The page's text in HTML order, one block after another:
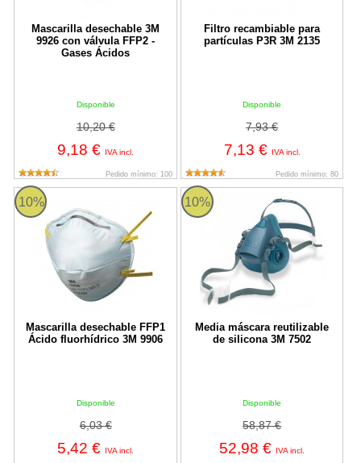
Mascarilla desechable 3M
9926 con válvula FFP2 -
Gases Ácidos
Disponible
10,20 €
9,18 € IVA incl.
Pedido mínimo: 100
Filtro recambiable para
partículas P3R 3M 2135
Disponible
7,93 €
7,13 € IVA incl.
Pedido mínimo: 80
10%
Mascarilla desechable FFP1
Ácido fluorhídrico 3M 9906
Disponible
6,03 €
5,42 € IVA incl.
Mascarilla desechable FFP1 Ácido fluorhídrico 3M 9906
10%
Media máscara reutilizable
de silicona 3M 7502
Disponible
58,87 €
52,98 € IVA incl.
Media máscara reutilizable de